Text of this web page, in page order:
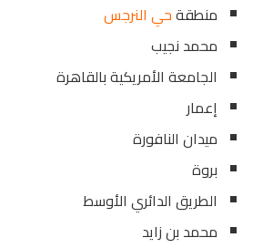
منطقةحي النرجس
محمد نجيب
الجامعة الأمريكية بالقاهرة
إعمار
ميدان النافورة
بروة
الطريق الدائري الأوسط
محمد بن زايد